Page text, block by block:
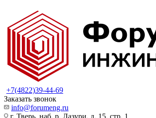
+7(4822)39-44-69
Заказать звонок
info@forumeng.ru
г. Тверь, наб. р. Лазури, д. 15, стр. 1